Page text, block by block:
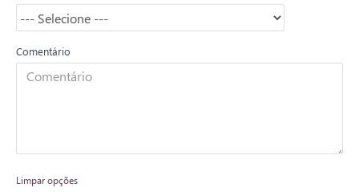
Comentário
Limpar opções